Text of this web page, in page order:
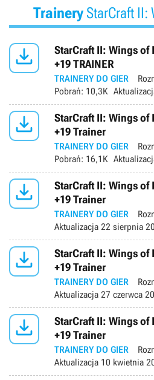
TraineryStarCraft II:

StarCraft II: Wings of
+19 TRAINER
TRAINERY DO GIER
Pobrań: 10,3K

StarCraft II: Wings of
+19 Trainer
TRAINERY DO GIER
Pobrań: 16,1K

StarCraft II: Wings of
+19 Trainer
TRAINERY DO GIER
Aktualizacja 22 sierpnia

StarCraft II: Wings of
+19 Trainer
TRAINERY DO GIER
Aktualizacja 27 czerwca

StarCraft II: Wings of
+19 Trainer
TRAINERY DO GIER
Aktualizacja 10 kwietnia